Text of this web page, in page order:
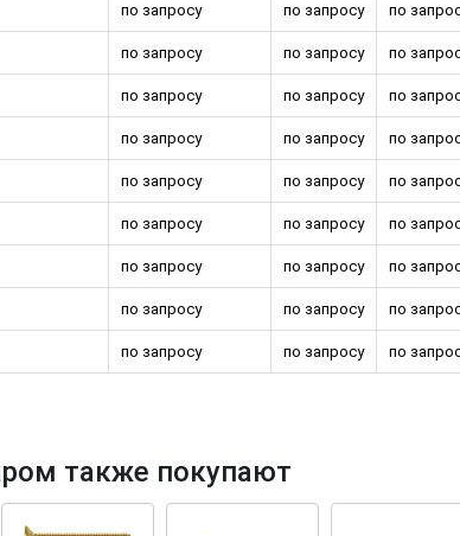
по запросу по запросу по
по запросу по запросу по
по запросу по запросу по
по запросу по запросу по
по запросу по запросу по
по запросу по запросу по
по запросу по запросу по
по запросу по запросу по
по запросу по запросу по
также покупают